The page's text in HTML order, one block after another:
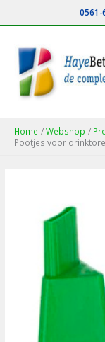
naar
inhoud
0561-
Home Webshop
Pootjes voor